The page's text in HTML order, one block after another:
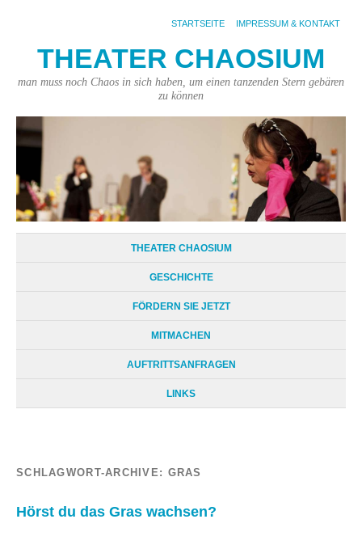
STARTSEITE IMPRESSUM & KONTAKT
THEATER CHAOSIUM
man muss noch Chaos in sich haben, um einen tanzenden Stern gebären
zu können
THEATER CHAOSIUM
GESCHICHTE
FÖRDERN SIE JETZT
MITMACHEN
AUFTRITTSANFRAGEN
LINKS
SCHLAGWORT-ARCHIVE: GRAS
Hörst du das Gras wachsen?